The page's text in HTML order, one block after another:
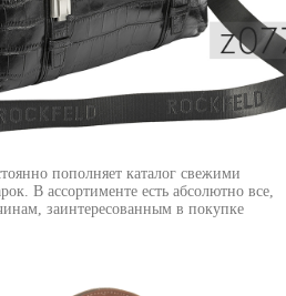
пополняет каталог свежими
В ассортименте есть абсолютно все,
заинтересованным в покупке